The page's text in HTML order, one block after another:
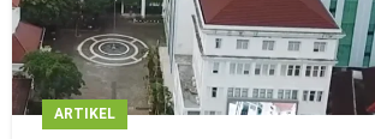
ARTIKEL